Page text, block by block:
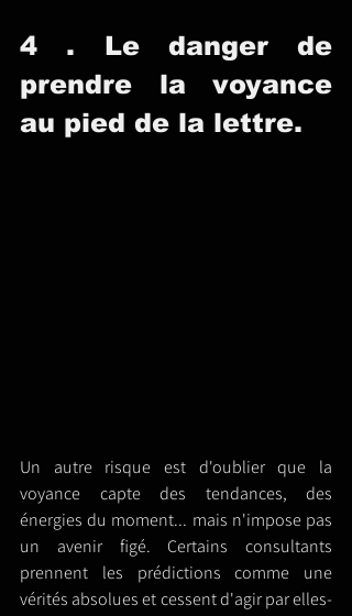
4 . Le danger de
prendre la voyance
au pied de la lettre.
Un autre risque est d'oublier que la
voyance capte des tendances, des
énergies du moment... mais n'impose pas
un avenir figé. Certains consultants
prennent les prédictions comme une
vérités absolues et cessent d'agir par elles-